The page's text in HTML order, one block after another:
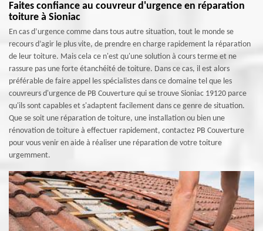
Faites confiance au couvreur d'urgence en réparation
toiture à Sioniac
En cas d’urgence comme dans tous autre situation, tout le monde se
recours d’agir le plus vite, de prendre en charge rapidement la réparation
de leur toiture. Mais cela ce n'est qu'une solution à cours terme et ne
rassure pas une forte étanchéité de toiture. Dans ce cas, il est alors
préférable de faire appel les spécialistes dans ce domaine tel que les
couvreurs d'urgence de PB Couverture qui se trouve Sioniac 19120 parce
qu'ils sont capables et s'adaptent facilement dans ce genre de situation.
Que se soit une réparation de toiture, une installation ou bien une
rénovation de toiture à effectuer rapidement, contactez PB Couverture
pour vous venir en aide à réaliser une réparation de votre toiture
urgemment.